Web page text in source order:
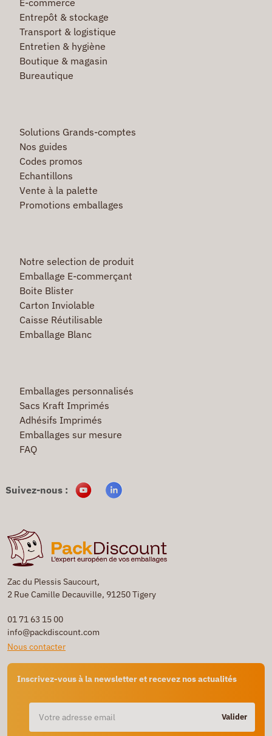
Zac du Plessis Saucourt,
2 Rue Camille Decauville, 91250 Tigery
01 71 63 15 00
info@packdiscount.com
Nous contacter
Inscrivez-vous à la newsletter et recevez nos actualités
Valider
E-commerce
Entrepôt & stockage
Transport & logistique
Entretien & hygiène
Boutique & magasin
Bureautique
Solutions Grands-comptes
Nos guides
Codes promos
Echantillons
Vente à la palette
Promotions emballages
Notre selection de produit
Emballage E-commerçant
Boite Blister
Carton Inviolable
Caisse Réutilisable
Emballage Blanc
Emballages personnalisés
Sacs Kraft Imprimés
Adhésifs Imprimés
Emballages sur mesure
FAQ
Suivez-nous :